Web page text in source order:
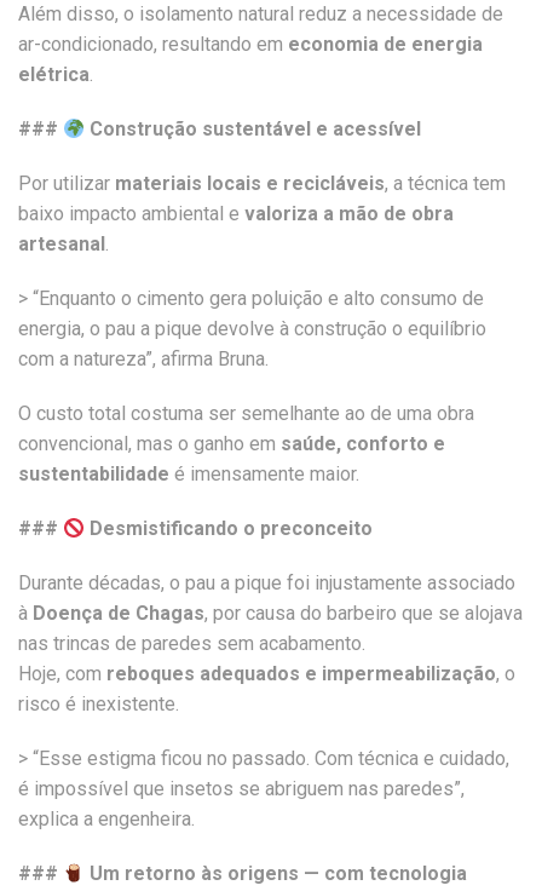
Além disso, o isolamento natural reduz a necessidade de
ar-condicionado, resultando em economia de energia
elétrica.
### Construção sustentável e acessível
Por utilizar materiais locais e recicláveis, a técnica tem
baixo impacto ambiental e valoriza a mão de obra
artesanal.
> “Enquanto o cimento gera poluição e alto consumo de
energia, o pau a pique devolve à construção o equilíbrio
com a natureza”, afirma Bruna.
O custo total costuma ser semelhante ao de uma obra
convencional, mas o ganho em saúde, conforto e
sustentabilidade é imensamente maior.
### Desmistificando o preconceito
Durante décadas, o pau a pique foi injustamente associado
à Doença de Chagas, por causa do barbeiro que se alojava
nas trincas de paredes sem acabamento.
Hoje, com reboques adequados e impermeabilização, o
risco é inexistente.
> “Esse estigma ficou no passado. Com técnica e cuidado,
é impossível que insetos se abriguem nas paredes”,
explica a engenheira.
### Um retorno às origens — com tecnologia